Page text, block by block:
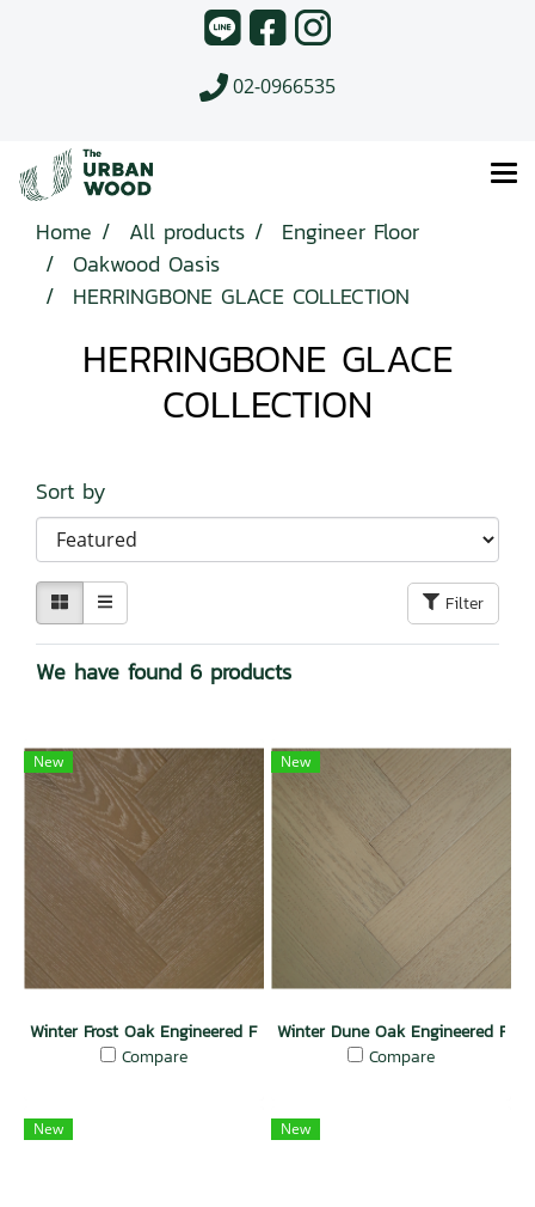
02-0966535
Home All products
Engineer Floor
Oakwood Oasis
HERRINGBONE GLACE COLLECTION
HERRINGBONE GLACE
COLLECTION
Sort by
Filter
We have found 6 products
New
Winter Frost Oak Engineered Floor
Compare
New
Winter Dune Oak Engineered Floor
Compare
New New